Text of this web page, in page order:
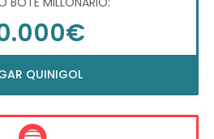
QUINIGOL